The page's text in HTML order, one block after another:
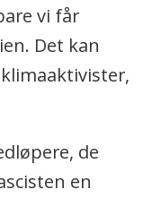
vi får
Det kan
de
en